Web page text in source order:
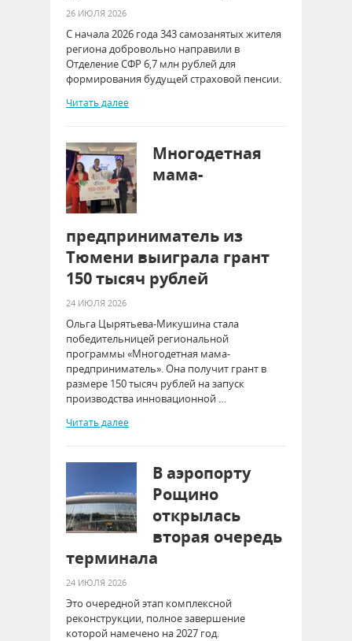
26 ИЮЛЯ 2026
С начала 2026 года 343 самозанятых жителя
региона добровольно направили в
Отделение СФР 6,7 млн рублей для
формирования будущей страховой пенсии.
Читать далее
Многодетная
мама-
предприниматель из
Тюмени выиграла грант
150 тысяч рублей
24 ИЮЛЯ 2026
Ольга Цырятьева-Микушина стала
победительницей региональной
программы «Многодетная мама-
предприниматель». Она получит грант в
размере 150 тысяч рублей на запуск
производства инновационной …
Читать далее
В аэропорту
Рощино
открылась
вторая очередь
терминала
24 ИЮЛЯ 2026
Это очередной этап комплексной
реконструкции, полное завершение
которой намечено на 2027 год.